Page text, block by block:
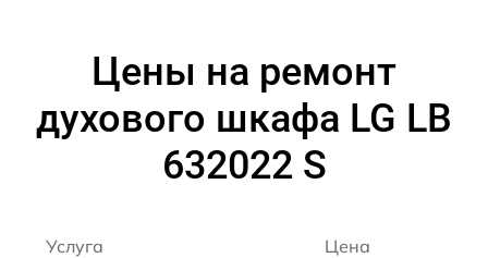
Цены на ремонт
духового шкафа LG LB
632022 S
Услуга Цена